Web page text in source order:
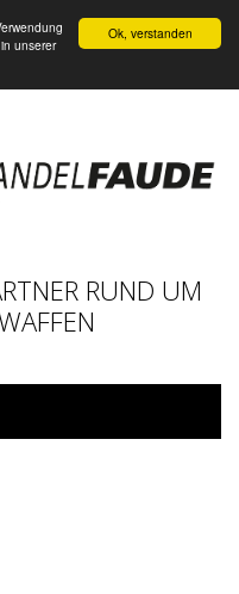
Ok, verstanden
unserer
RUND UM